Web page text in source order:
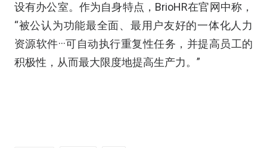
设有办公室。作为自身特点， BrioHR在官网中称，
“被公认为功能最全面、最用户友好的一体化人力
资源软件···可自动执行重复性任务，并提高员工的
积极性，从而最大限度地提高生产力。”